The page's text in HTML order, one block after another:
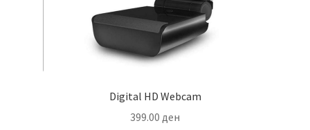
Digital HD Webcam
399.00 ден